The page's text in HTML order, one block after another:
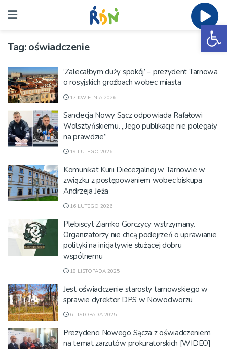
Tag:oświadczenie
’Zalecałbym duży spokój’ – prezydent Tarnowa
o rosyjskich groźbach wobec miasta
17 KWIETNIA 2026
Sandecja Nowy Sącz odpowiada Rafałowi
Wolsztyńskiemu. „Jego publikacje nie polegały
na prawdzie”
19 LUTEGO 2026
Komunikat Kurii Diecezjalnej w Tarnowie w
związku z postępowaniem wobec biskupa
Andrzeja Jeża
16 LUTEGO 2026
Plebiscyt Ziarnko Gorczycy wstrzymany.
Organizatorzy nie chcą podejrzeń o uprawianie
polityki na inicjatywie służącej dobru
wspólnemu
18 LISTOPADA 2025
Jest oświadczenie starosty tarnowskiego w
sprawie dyrektor DPS w Nowodworzu
6 LISTOPADA 2025
Prezydenci Nowego Sącza z oświadczeniem
na temat zarzutów prokuratorskich [WIDEO]